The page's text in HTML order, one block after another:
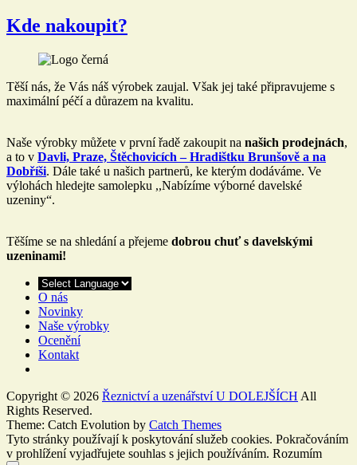
Kde nakoupit?
Těší nás, že Vás náš výrobek zaujal. Však jej také připravujeme s
maximální péčí a důrazem na kvalitu.
Naše výrobky můžete v první řadě zakoupit na našich prodejnách,
a to v Davli, Praze, Štěchovicích – Hradištku Brunšově a na
Dobříši. Dále také u našich partnerů, ke kterým dodáváme. Ve
výlohách hledejte samolepku ,,Nabízíme výborné davelské
uzeniny“.
Těšíme se na shledání a přejeme dobrou chuť s davelskými
uzeninami!
O nás
Novinky
Naše výrobky
Ocenění
Kontakt
Copyright © 2026 Řeznictví a uzenářství U DOLEJŠÍCH All
Rights Reserved.
Theme: Catch Evolution by Catch Themes
Tyto stránky používají k poskytování služeb cookies. Pokračováním
v prohlížení vyjadřujete souhlas s jejich používáním. Rozumím